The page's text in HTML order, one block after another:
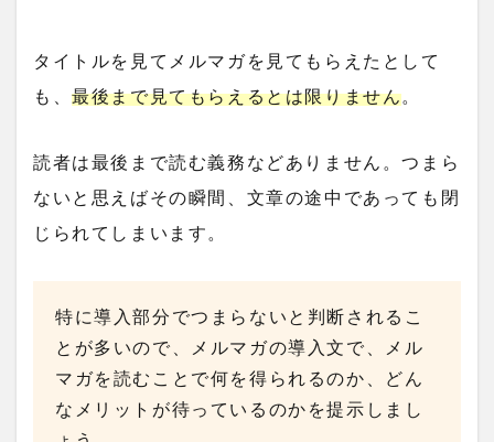
タイトルを見てメルマガを見てもらえたとして
も、最後まで見てもらえるとは限りません。
読者は最後まで読む義務などありません。つまら
ないと思えばその瞬間、文章の途中であっても閉
じられてしまいます。
特に導入部分でつまらないと判断されるこ
とが多いので、メルマガの導入文で、メル
マガを読むことで何を得られるのか、どん
なメリットが待っているのかを提示しまし